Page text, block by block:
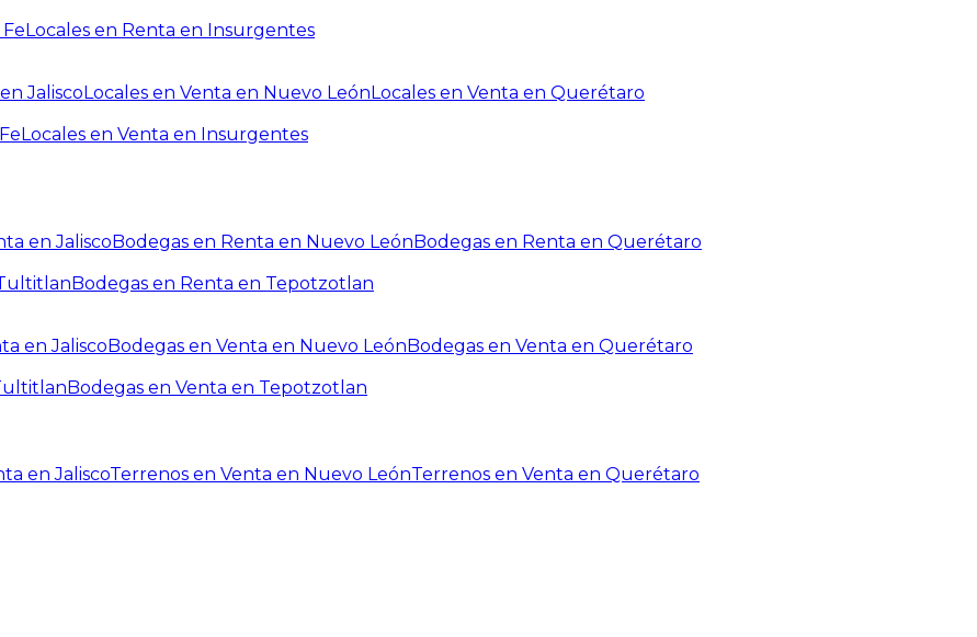
Locales en Renta en Insurgentes
JaliscoLocales en Venta en Nuevo LeónLocales en Venta en Querétaro
Locales en Venta en Insurgentes
en JaliscoBodegas en Renta en Nuevo LeónBodegas en Renta en Querétaro
Bodegas en Renta en Tepotzotlan
en JaliscoBodegas en Venta en Nuevo LeónBodegas en Venta en Querétaro
Bodegas en Venta en Tepotzotlan
en JaliscoTerrenos en Venta en Nuevo LeónTerrenos en Venta en Querétaro